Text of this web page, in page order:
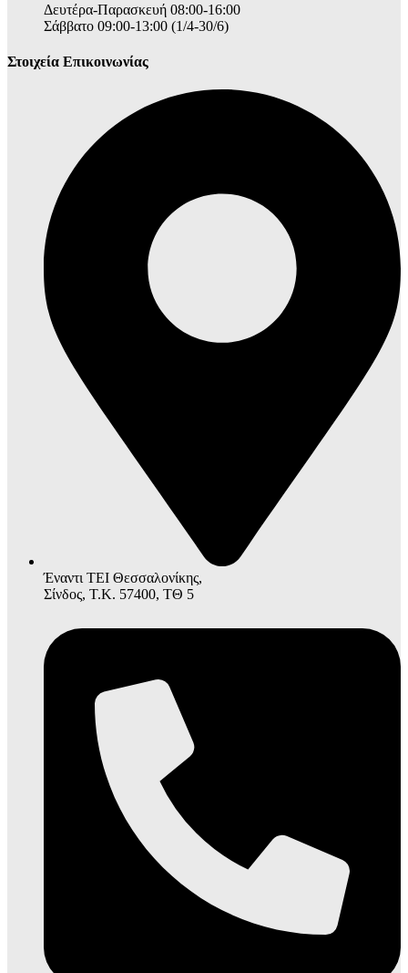
Δευτέρα-Παρασκευή 08:00-16:00
Σάββατο 09:00-13:00 (1/4-30/6)
Στοιχεία Επικοινωνίας
Έναντι ΤΕΙ Θεσσαλονίκης,
Σίνδος, Τ.Κ. 57400, ΤΘ 5